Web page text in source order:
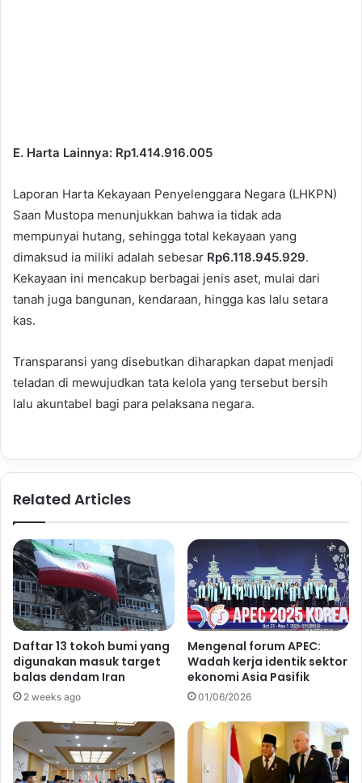
E. Harta Lainnya: Rp1.414.916.005
Laporan Harta Kekayaan Penyelenggara Negara (LHKPN)
Saan Mustopa menunjukkan bahwa ia tidak ada
mempunyai hutang, sehingga total kekayaan yang
dimaksud ia miliki adalah sebesar Rp6.118.945.929.
Kekayaan ini mencakup berbagai jenis aset, mulai dari
tanah juga bangunan, kendaraan, hingga kas lalu setara
kas.
Transparansi yang disebutkan diharapkan dapat menjadi
teladan di mewujudkan tata kelola yang tersebut bersih
lalu akuntabel bagi para pelaksana negara.
Related Articles
Daftar 13 tokoh bumi yang
digunakan masuk target
balas dendam Iran
2 weeks ago
Mengenal forum APEC:
Wadah kerja identik sektor
ekonomi Asia Pasifik
01/06/2026